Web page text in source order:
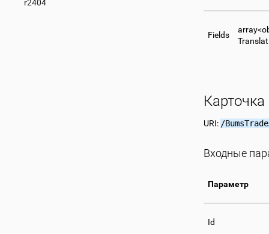
r2404
Fields
URI: /
Входные
Параметр
Id